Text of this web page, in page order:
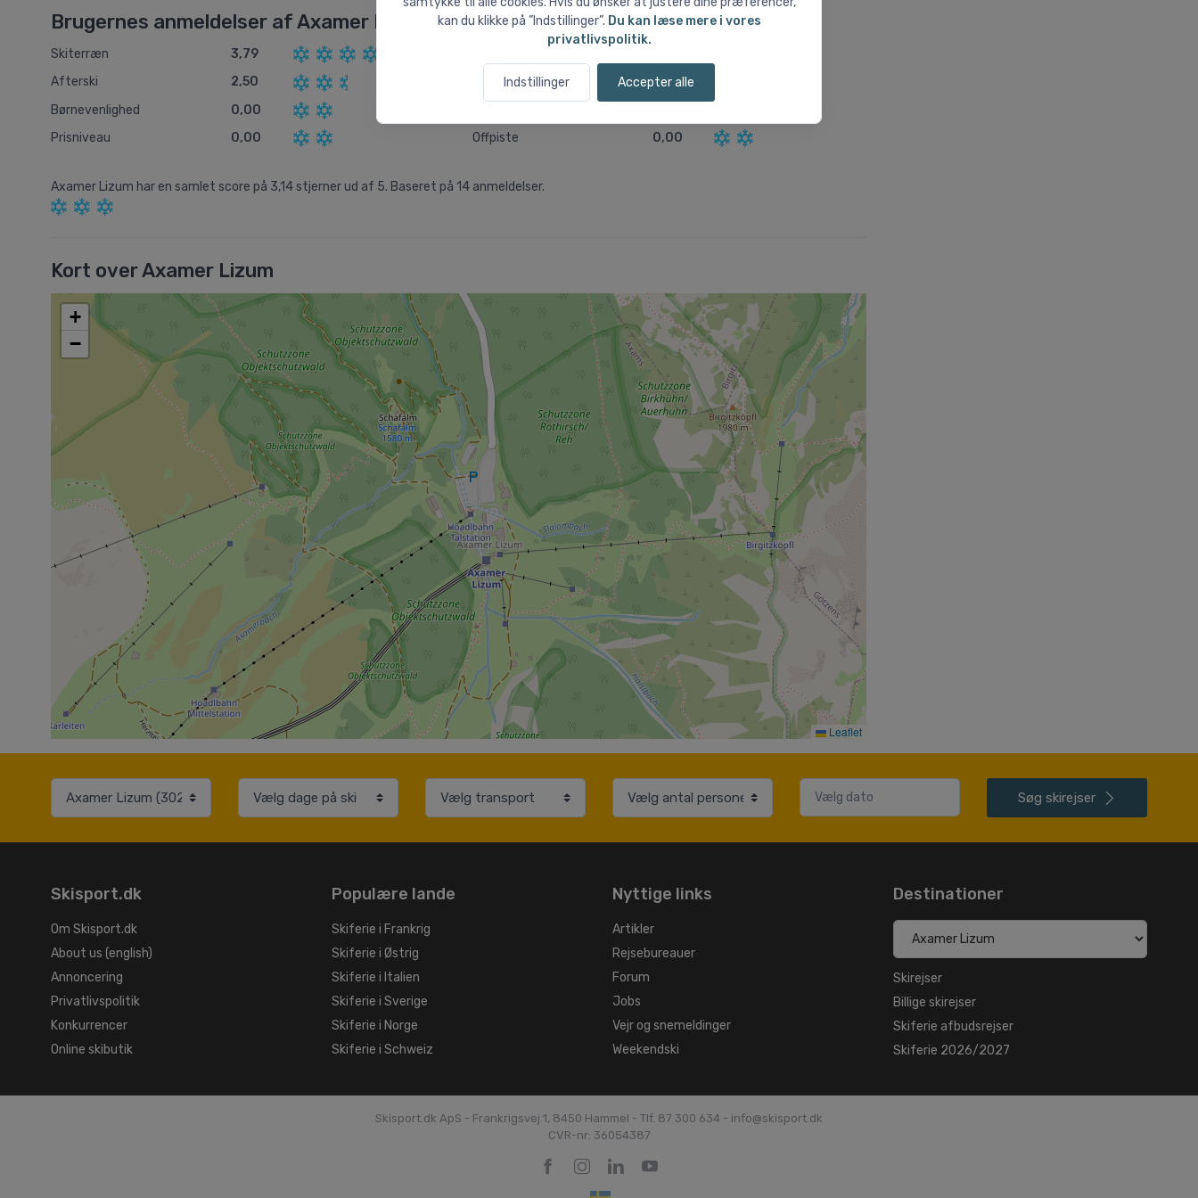
kan du klikke på ”Indstillinger”. Du kan læse mere i vores
privatlivspolitik.
Indstillinger Accepter alle
Brugernes anmeldelser af Axamer Lizum
Skiterræn 3,79
Afterski
2,50
2,36
Børnevenlighed
0,00
Prisniveau
0,00 Offpiste 0,00
Axamer Lizum har en samlet score på 3,14stjerner ud af 5. Baseret på 14 anmeldelser.
Kort over Axamer Lizum
+
−
Leaflet
Søg skirejser
Skisport.dk
Om Skisport.dk
About us (english)
Annoncering
Privatlivspolitik
Konkurrencer
Online skibutik
Populære lande
Skiferie i Frankrig
Skiferie i Østrig
Skiferie i Italien
Skiferie i Sverige
Skiferie i Norge
Skiferie i Schweiz
Nyttige links
Artikler
Rejsebureauer
Forum
Jobs
Vejr og snemeldinger
Weekendski
Destinationer
Skirejser
Billige skirejser
Skiferie afbudsrejser
Skiferie 2026/2027
Skisport.dk ApS - Frankrigsvej 1, 8450 Hammel - Tlf. 87 300 634 - info@skisport.dk
CVR-nr: 36054387